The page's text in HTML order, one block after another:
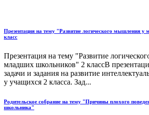
Презентация на тему "Развитие логического мышления
класс
Презентация на тему "Развитие
младших школьников" 2 классВ
задачи и задания на развитие
у учащихся 2 класса. Зад...
Родительское собрание на тему "Причины плохого
школьника"